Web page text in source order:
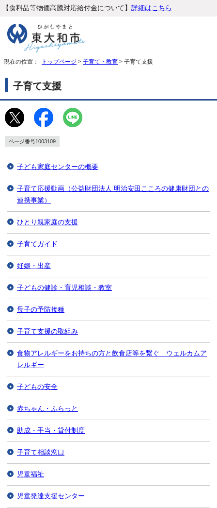
【食料品等物価高騰対応給付金について】 詳細はこちら
現在の位置： トップページ > 子育て・教育 > 子育て支援
子育て支援
ページ番号1003109
子ども家庭センターの概要
子育て応援動画（公益財団法人 明治安田こころの健康財団との
連携事業）
ひとり親家庭の支援
子育てガイド
妊娠・出産
子どもの健診・育児相談・教室
母子の予防接種
子育て支援の取組み
食物アレルギーをお持ちの方と飲食店等を繋ぐ ウェルカムア
レルギー
子どもの安全
赤ちゃん・ふらっと
助成・手当・貸付制度
子育て相談窓口
児童福祉
児童発達支援センター